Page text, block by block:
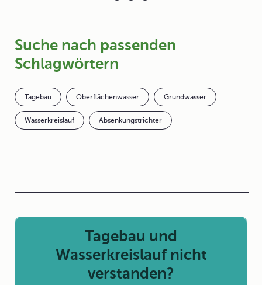
Suche nach passenden
Schlagwörtern
Tagebau Oberflächenwasser Grundwasser
Wasserkreislauf Absenkungstrichter
Tagebau und
Wasserkreislauf nicht
verstanden?